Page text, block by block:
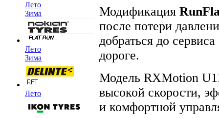
Лето
Зима
Лето
Зима
Лето
Модификация
после потери
добраться до
дороге.
Модель RXMotion
высокой скорости,
и комфортной